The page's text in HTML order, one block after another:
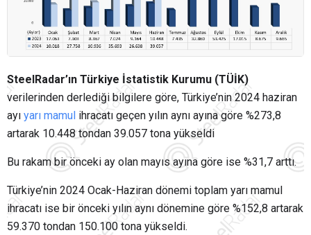
SteelRadar’ın Türkiye İstatistik Kurumu (TÜİK)
verilerinden derlediği bilgilere göre, Türkiye’nin 2024 haziran
ayı yarı mamul ihracatı geçen yılın aynı ayına göre %273,8
artarak 10.448 tondan 39.057 tona yükseldi
Bu rakam bir önceki ay olan mayıs ayına göre ise %31,7 arttı.
Türkiye’nin 2024 Ocak-Haziran dönemi toplam yarı mamul
ihracatı ise bir önceki yılın aynı dönemine göre %152,8 artarak
59.370 tondan 150.100 tona yükseldi.